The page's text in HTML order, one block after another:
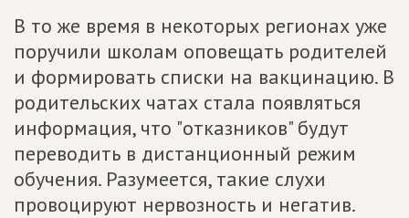
В то же время в некоторых регионах уже
поручили школам оповещать родителей
и формировать списки на вакцинацию. В
родительских чатах стала появляться
информация, что "отказников" будут
переводить в дистанционный режим
обучения. Разумеется, такие слухи
провоцируют нервозность и негатив.